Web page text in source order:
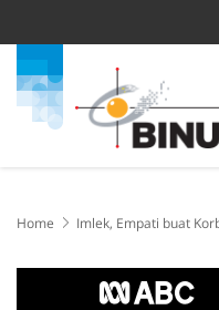
Home Imlek, Empati buat